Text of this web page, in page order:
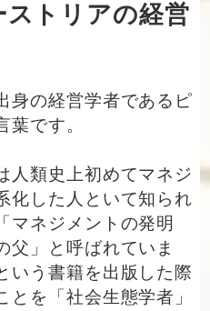
ストリアの経営
身の経営学者であるピ
葉です。
人類史上初めてマネジ
化した人といて知られ
マネジメントの発明
父」と呼ばれていま
いう書籍を出版した際
を「社会生態学者」